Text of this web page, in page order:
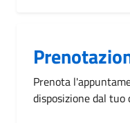
Prenota
disposizione dal tuo